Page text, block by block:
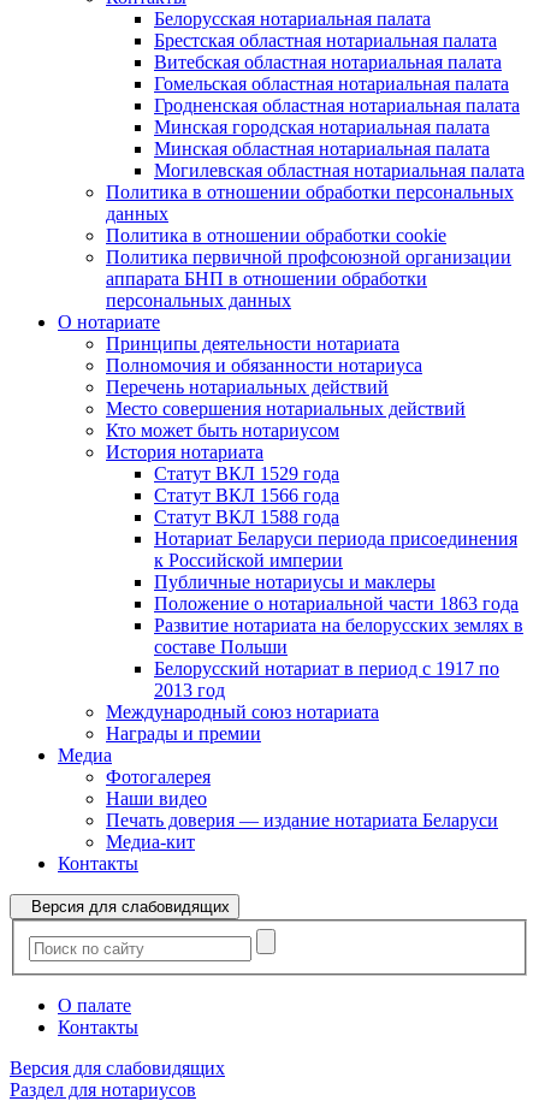
Белорусская нотариальная палата
Брестская областная нотариальная палата
Витебская областная нотариальная палата
Гомельская областная нотариальная палата
Гродненская областная нотариальная палата
Минская городская нотариальная палата
Минская областная нотариальная палата
Могилевская областная нотариальная палата
Политика в отношении обработки персональных
данных
Политика в отношении обработки cookie
Политика первичной профсоюзной организации
аппарата БНП в отношении обработки
персональных данных
О нотариате
Принципы деятельности нотариата
Полномочия и обязанности нотариуса
Перечень нотариальных действий
Место совершения нотариальных действий
Кто может быть нотариусом
История нотариата
Статут ВКЛ 1529 года
Статут ВКЛ 1566 года
Статут ВКЛ 1588 года
Нотариат Беларуси периода присоединения
к Российской империи
Публичные нотариусы и маклеры
Положение о нотариальной части 1863 года
Развитие нотариата на белорусских землях в
составе Польши
Белорусский нотариат в период с 1917 по
2013 год
Международный союз нотариата
Награды и премии
Медиа
Фотогалерея
Наши видео
Печать доверия — издание нотариата Беларуси
Медиа-кит
Контакты
Версия для слабовидящих
О палате
Контакты
Версия для слабовидящих
Раздел для нотариусов